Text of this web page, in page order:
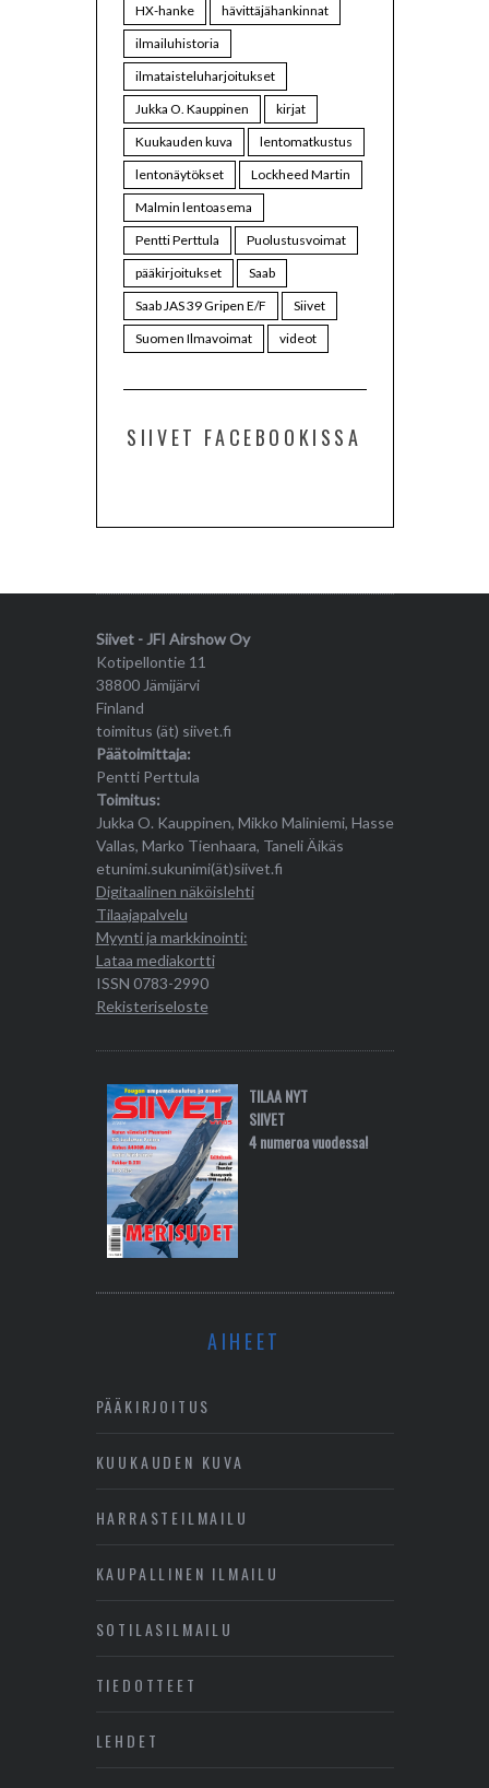
HX-hanke
hävittäjähankinnat
ilmailuhistoria
ilmataisteluharjoitukset
Jukka O. Kauppinen
kirjat
Kuukauden kuva
lentomatkustus
lentonäytökset
Lockheed Martin
Malmin lentoasema
Pentti Perttula
Puolustusvoimat
pääkirjoitukset
Saab
Saab JAS 39 Gripen E/F
Siivet
Suomen Ilmavoimat
videot
SIIVET FACEBOOKISSA
Siivet - JFI Airshow Oy
Kotipellontie 11
38800 Jämijärvi
Finland
toimitus (ät) siivet.fi
Päätoimittaja:
Pentti Perttula
Toimitus:
Jukka O. Kauppinen, Mikko Maliniemi, Hasse
Vallas, Marko Tienhaara, Taneli Äikäs
etunimi.sukunimi(ät)siivet.fi
Digitaalinen näköislehti
Tilaajapalvelu
Myynti ja markkinointi:
Lataa mediakortti
ISSN 0783-2990
Rekisteriseloste
TILAA NYT
SIIVET
4 numeroa vuodessa!
AIHEET
PÄÄKIRJOITUS
KUUKAUDEN KUVA
HARRASTEILMAILU
KAUPALLINEN ILMAILU
SOTILASILMAILU
TIEDOTTEET
LEHDET